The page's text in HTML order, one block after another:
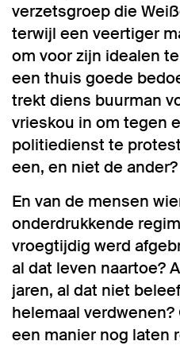
verzetsgroep die
terwijl een veertiger
om voor zijn idealen
een thuis goede
trekt diens buurman
vrieskou in om tegen
politiedienst te
een, en niet de ander?
En van de mensen
onderdrukkende
vroegtijdig werd
al dat leven naartoe?
jaren, al dat niet
helemaal
een manier nog laten